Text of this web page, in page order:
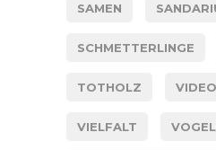
SAMEN
SCHMETTERLINGE
TOTHOLZ
VIELFALT